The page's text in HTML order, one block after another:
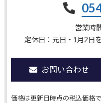
営業時
定休日：元日・1月2日
お問い合わせ
価格は更新日時点の税込価格で